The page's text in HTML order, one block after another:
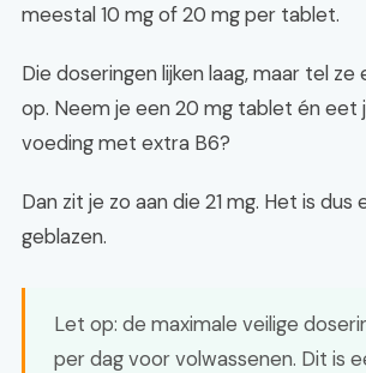
meestal 10 mg of 20 mg per tablet.
Die doseringen lijken laag, maar tel ze
op. Neem je een 20 mg tablet én eet
voeding met extra B6?
Dan zit je zo aan die 21 mg. Het is
geblazen.
Let op: de maximale veilige
per dag voor volwassenen. Dit is